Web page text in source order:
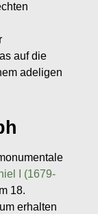
auf die
adeligen
I (1679-
18.
erhalten